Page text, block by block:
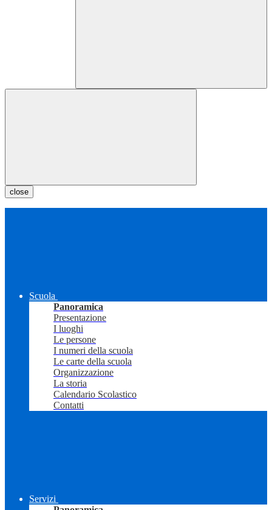
close
Scuola
Panoramica
Presentazione
I luoghi
Le persone
I numeri della scuola
Le carte della scuola
Organizzazione
La storia
Calendario Scolastico
Contatti
Servizi